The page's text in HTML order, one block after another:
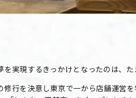
実現するきっかけとなったのは、 た
行を決意し東京で一から店舗運営